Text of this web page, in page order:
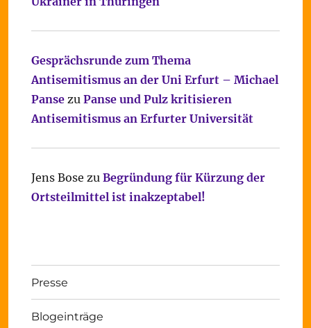
Gesprächsrunde zum Thema
Antisemitismus an der Uni Erfurt – Michael
Pansezu Panse und Pulz kritisieren
Antisemitismus an Erfurter Universität
Jens Bose zu Begründung für Kürzung der
Ortsteilmittel ist inakzeptabel!
Presse
Blogeinträge